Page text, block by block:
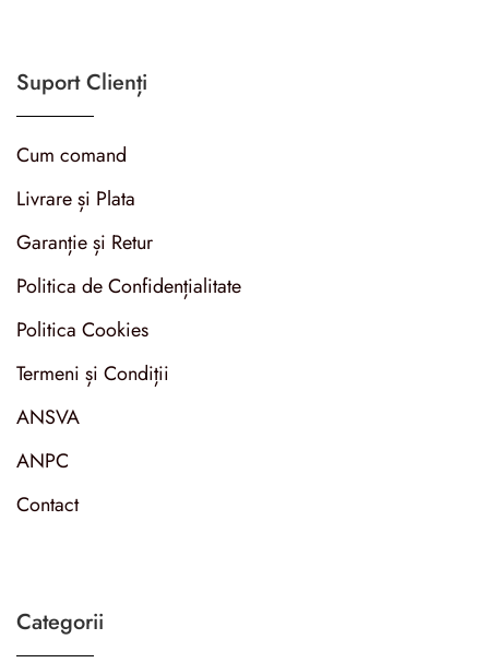
Suport Clienți
Cum comand
Livrare și Plata
Garanție și Retur
Politica de Confidențialitate
Politica Cookies
Termeni și Condiții
ANSVA
ANPC
Contact
Categorii